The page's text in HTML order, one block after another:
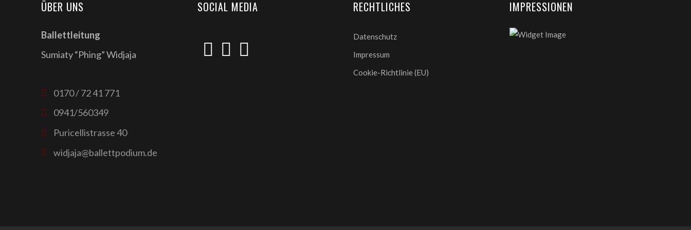
ÜBER UNS
Ballettleitung
Sumiaty “Phing” Widjaja
0170 / 72 41 771
0941/560349
Puricellistrasse 40
widjaja@ballettpodium.de
SOCIAL MEDIA RECHTLICHES
Datenschutz
Impressum
Cookie-Richtlinie (EU)
IMPRESSIONEN